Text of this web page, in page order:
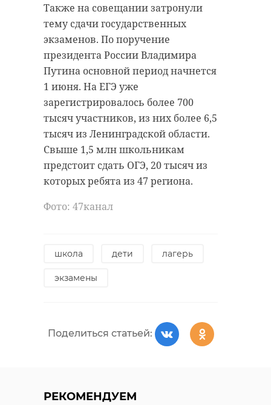
Также на совещании затронули
тему сдачи государственных
экзаменов. По поручение
президента России Владимира
Путина основной период начнется
1 июня. На ЕГЭ уже
зарегистрировалось более 700
тысяч участников, из них более 6,5
тысяч из Ленинградской области.
Свыше 1,5 млн школьникам
предстоит сдать ОГЭ, 20 тысяч из
которых ребята из 47 региона.
Фото: 47канал
школа дети лагерь
экзамены
Поделиться статьей:
РЕКОМЕНДУЕМ
инфраструктуры",
— отметил вице-
губернатор.
Новый детский сад рассчитан на
12 групп по 20 детей, включая
ясельные. Трехэтажное здание
возвела группа "Евроинвест
девелопмент" по соглашению с
региональным правительством.
smi/news/93704/
мурино детский сад
задержанных заключены под
стражу. Расследование
продолжается, правоохранители
устанавливают других возможных
участников и все обстоятельства
произошедшего.
петербург скр
мошенничество !видео
Поделиться статьей: